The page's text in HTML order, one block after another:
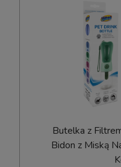
Butelka z
Bidon z Miską